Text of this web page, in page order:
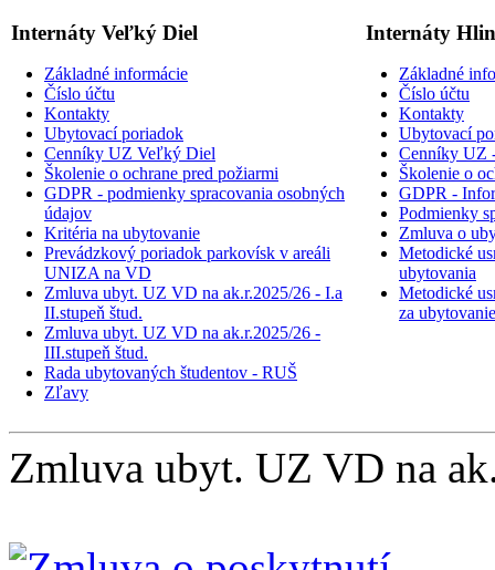
Internáty Veľký Diel Internáty
Základné informácie
Číslo účtu
Kontakty
Ubytovací poriadok
Cenníky UZ Veľký Diel
Školenie o ochrane pred požiarmi
GDPR - podmienky spracovania osobných
údajov
Kritéria na ubytovanie
Prevádzkový poriadok parkovísk v areáli
UNIZA na VD
Zmluva ubyt. UZ VD na ak.r.2025/26 - I.a
II.stupeň štud.
Zmluva ubyt. UZ VD na ak.r.2025/26 -
III.stupeň štud.
Rada ubytovaných študentov - RUŠ
Zľavy
Základné
Číslo účtu
Kontakty
Ubytovací
Cenníky UZ
Školenie o
GDPR -
Podmienky
Zmluva o
Metodické
ubytovania
Metodické
za ubytovanie
Zmluva ubyt. UZ VD na